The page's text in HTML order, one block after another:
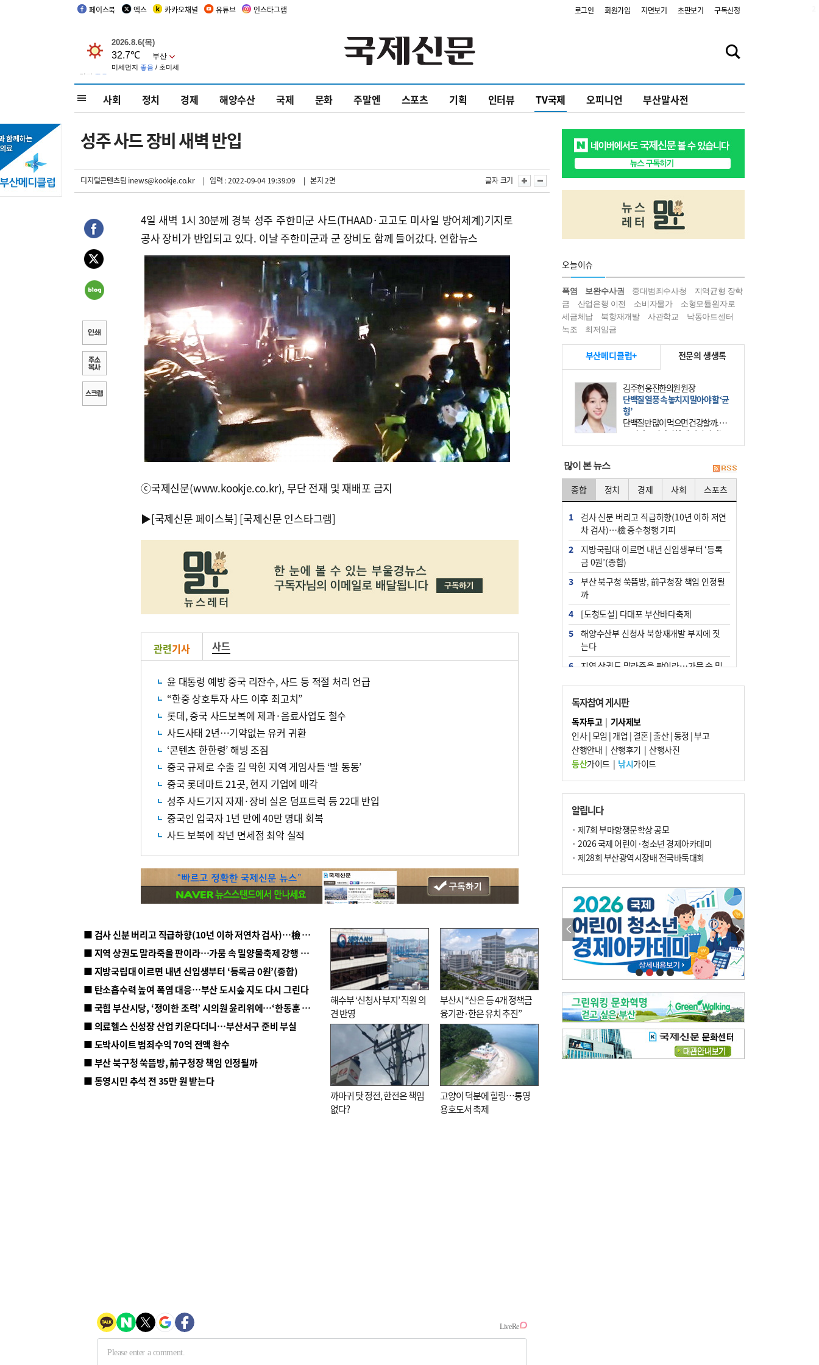
페이스북 엑스 카카오채널 유튜브 인스타그램 로그인 회원가입 지면보기 초판보기 구독신청
사회 정치 경제 해양수산 국제 문화 주말엔 스포츠 기획 인터뷰 TV국제 오피니언 부산말사전
성주 사드 장비 새벽 반입
디지털콘텐츠팀 inews@kookje.co.kr | 입력 : 2022-09-04 19:39:09 | 본지 2면 글자 크기
4일 새벽 1시 30분께 경북 성주 주한미군 사드(THAAD·고고도 미사일 방어체계)기지로
공사 장비가 반입되고 있다. 이날 주한미군과 군 장비도 함께 들어갔다. 연합뉴스
ⓒ국제신문(www.kookje.co.kr), 무단 전재 및 재배포 금지
▶[국제신문 페이스북] [국제신문 인스타그램]
관련기사 사드
윤 대통령 예방 중국 리잔수, 사드 등 적절 처리 언급
“한중 상호투자 사드 이후 최고치”
롯데, 중국 사드보복에 제과·음료사업도 철수
사드사태 2년…기약없는 유커 귀환
‘콘텐츠 한한령’ 해빙 조짐
중국 규제로 수출 길 막힌 지역 게임사들 ‘발 동동’
중국 롯데마트 21곳, 현지 기업에 매각
성주 사드기지 자재·장비 실은 덤프트럭 등 22대 반입
중국인 입국자 1년 만에 40만 명대 회복
사드 보복에 작년 면세점 최악 실적
■ 검사 신분 버리고 직급하향(10년 이하 저연차 검사)…檢 중수청행 기피
■ 지역 상권도 말라죽을 판이라…가뭄 속 밀양물축제 강행 논란
■ 지방국립대 이르면 내년 신입생부터 ‘등록금 0원’(종합)
■ 탄소흡수력 높여 폭염 대응…부산 도시숲 지도 다시 그린다
■ 국힘 부산시당, ‘정이한 조력’ 시의원 윤리위에…‘한동훈 지지’도 신고접수
■ 의료헬스 신성장 산업 키운다더니…부산서구 준비 부실
■ 도박사이트 범죄수익 70억 전액 환수
■ 부산 북구청 쑥뜸방, 前구청장 책임 인정될까
■ 통영시민 추석 전 35만 원 받는다
해수부 ‘신청사 부지’ 직원 의
견 반영
부산시 “산은 등 4개 정책금
융기관·한은 유치 추진”
까마귀 탓 정전, 한전은 책임
없다?
고양이 덕분에 힐링…통영
용호도서 축제
오늘이슈
폭염 보완수사권 중대범죄수사청
지역균형 장학
금
산업은행 이전 소비자물가
소형모듈원자로
세금체납
북항재개발 사관학교
낙동아트센터
녹조
최저임금
부산메디클럽+ 전문의 생생톡
김주현 웅진한의원 원장
단백질 열풍 속 놓치지 말아야 할 ‘균
형’
단백질만 많이 먹으면 건강할까. 요
즘 건강을 이야기할 때 빠지지 않는
키워드가 단백질이다. 헬스장을 다니
많이 본 뉴스
종합 정치 경제 사회 스포츠
1
검사 신분 버리고 직급하향(10년 이하 저연
차 검사)…檢 중수청행 기피
2
지방국립대 이르면 내년 신입생부터 ‘등록
금 0원’(종합)
3
부산 북구청 쑥뜸방, 前구청장 책임 인정될
까
4
[도청도설] 다대포 부산바다축제
5
해양수산부 신청사 북항재개발 부지에 짓
는다
6
지역 상권도 말라죽을 판이라…가뭄 속 밀
7
법원, 단차 논란 북항 복합환승센터 공사중
지 관련 현장검증
8
통영시민 추석 전 35만 원 받는다
9
부산 철강공장 50대 노동자 추락사
10 국힘 부산시당, ‘정이한 조력’ 시의원 윤리
위에…‘한동훈 지지’도 신고접수
독자참여 게시판
독자투고| 기사제보
인사|모임 | 개업 | 결혼|출산|동정 |부고
산행안내 | 산행후기 | 산행사진
등산가이드| 낚시가이드
알립니다
· 제7회 부마항쟁문학상 공모
· 2026 국제 어린이·청소년 경제아카데미
· 제28회 부산광역시장배 전국바둑대회